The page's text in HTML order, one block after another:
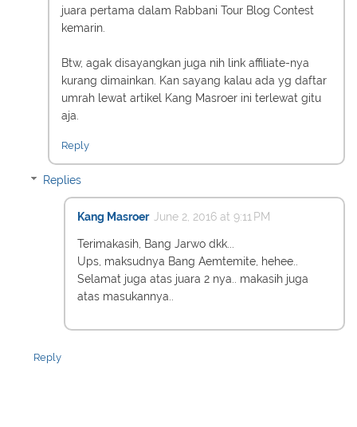
juara pertama dalam Rabbani Tour Blog Contest
kemarin.
Btw, agak disayangkan juga nih link affiliate-nya
kurang dimainkan. Kan sayang kalau ada yg daftar
umrah lewat artikel Kang Masroer ini terlewat gitu
aja.
Reply
Replies
Kang Masroer June 2, 2016 at 9:11 PM
Terimakasih, Bang Jarwo dkk...
Ups, maksudnya Bang Aemtemite, hehee..
Selamat juga atas juara 2 nya.. makasih juga
atas masukannya..
Reply